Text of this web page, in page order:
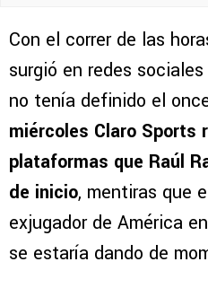
Con el correr de las
surgió en redes
no tenía definido el
miércoles Claro Sports
plataformas que Raúl
de inicio, mentiras que
exjugador de América
se estaría dando de